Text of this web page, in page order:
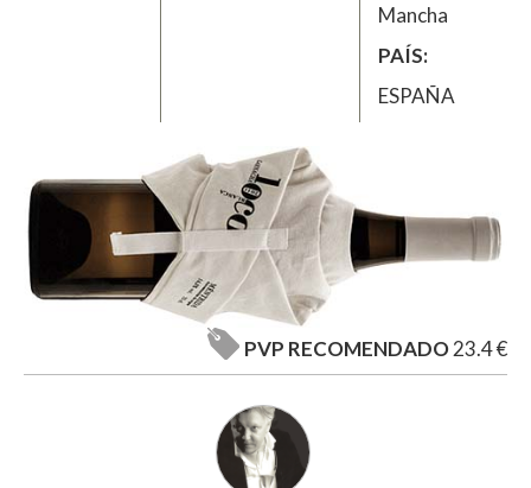
Mancha
PAÍS
ESPAÑA
PVP RECOMENDADO23.4 €